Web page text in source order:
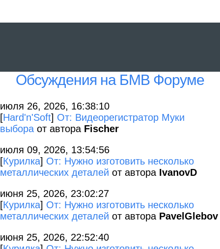
Обсуждения на БМВ Форуме
июля 26, 2026, 16:38:10
[Hard'n'Soft] От: Видеорегистратор Муки
выбора от автора Fischer
июля 09, 2026, 13:54:56
[Курилка] От: Нужно изготовить несколько
металлических деталей от автора IvanovD
июня 25, 2026, 23:02:27
[Курилка] От: Нужно изготовить несколько
металлических деталей от автора PavelGlebov
июня 25, 2026, 22:52:40